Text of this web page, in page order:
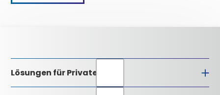
Lösungen für Private